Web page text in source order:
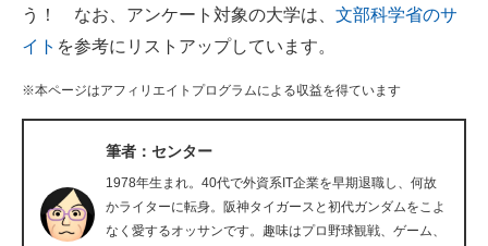
マーケ×ITの今がよく分かる
企業向けIT製品の総合サイト
う！ なお、アンケート対象の大学は、 文部科学省のサ
イト を参考にリストアップしています。
※本ページはアフィリエイトプログラムによる収益を得ています
筆者：センター
1978年生まれ。40代で外資系IT企業を早期退職し、何故
かライターに転身。阪神タイガースと初代ガンダムをこよ
なく愛するオッサンです。趣味はプロ野球観戦、ゲーム、